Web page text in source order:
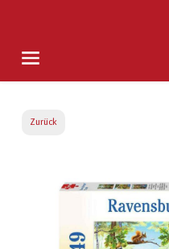
Zurück
Bildergalerie überspringen